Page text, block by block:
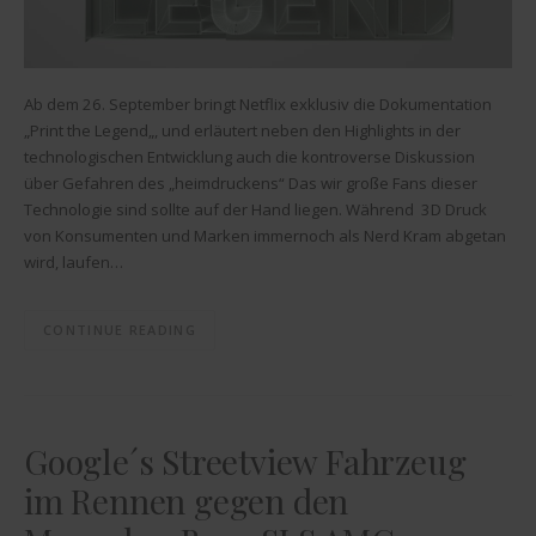
Ab dem 26. September bringt Netflix exklusiv die Dokumentation
„Print the Legend„, und erläutert neben den Highlights in der
technologischen Entwicklung auch die kontroverse Diskussion
über Gefahren des „heimdruckens“ Das wir große Fans dieser
Technologie sind sollte auf der Hand liegen. Während 3D Druck
von Konsumenten und Marken immernoch als Nerd Kram abgetan
wird, laufen…
Google´s Streetview Fahrzeug
im Rennen gegen den